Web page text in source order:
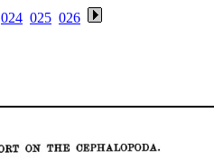
024 025 026